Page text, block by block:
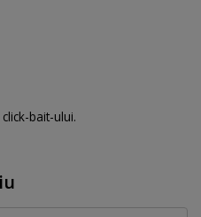
bait-ului.